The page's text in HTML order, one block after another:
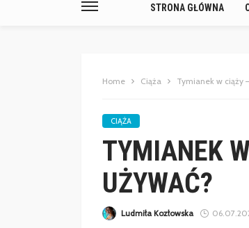
STRONA GŁÓWNA
Home Ciąża Tymianek w ciąży
CIĄŻA
TYMIANEK
UŻYWAĆ?
Ludmiła Kozłowska